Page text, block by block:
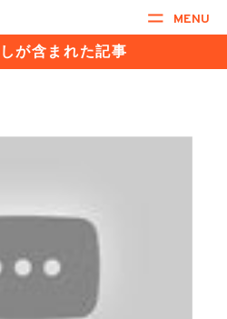
MENU
が含まれた記事